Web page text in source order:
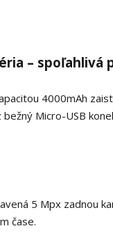
– spoľahlivá
4000mAh
Micro-USB
5 Mpx zadnou
čase.